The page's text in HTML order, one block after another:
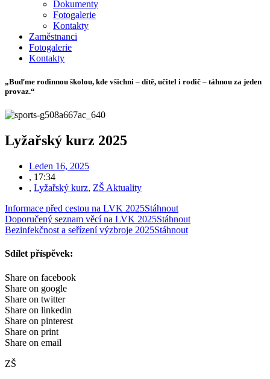
Dokumenty
Fotogalerie
Kontakty
Zaměstnanci
Fotogalerie
Kontakty
„Buďme rodinnou školou, kde všichni – dítě, učitel i rodič – táhnou za jeden
provaz.“
Lyžařský kurz 2025
Leden 16, 2025
, 17:34
, Lyžařský kurz, ZŠ Aktuality
Informace před cestou na LVK 2025Stáhnout
Doporučený seznam věcí na LVK 2025Stáhnout
Bezinfekčnost a seřízení výzbroje 2025Stáhnout
Sdílet příspěvek:
Share on facebook
Share on google
Share on twitter
Share on linkedin
Share on pinterest
Share on print
Share on email
ZŠ